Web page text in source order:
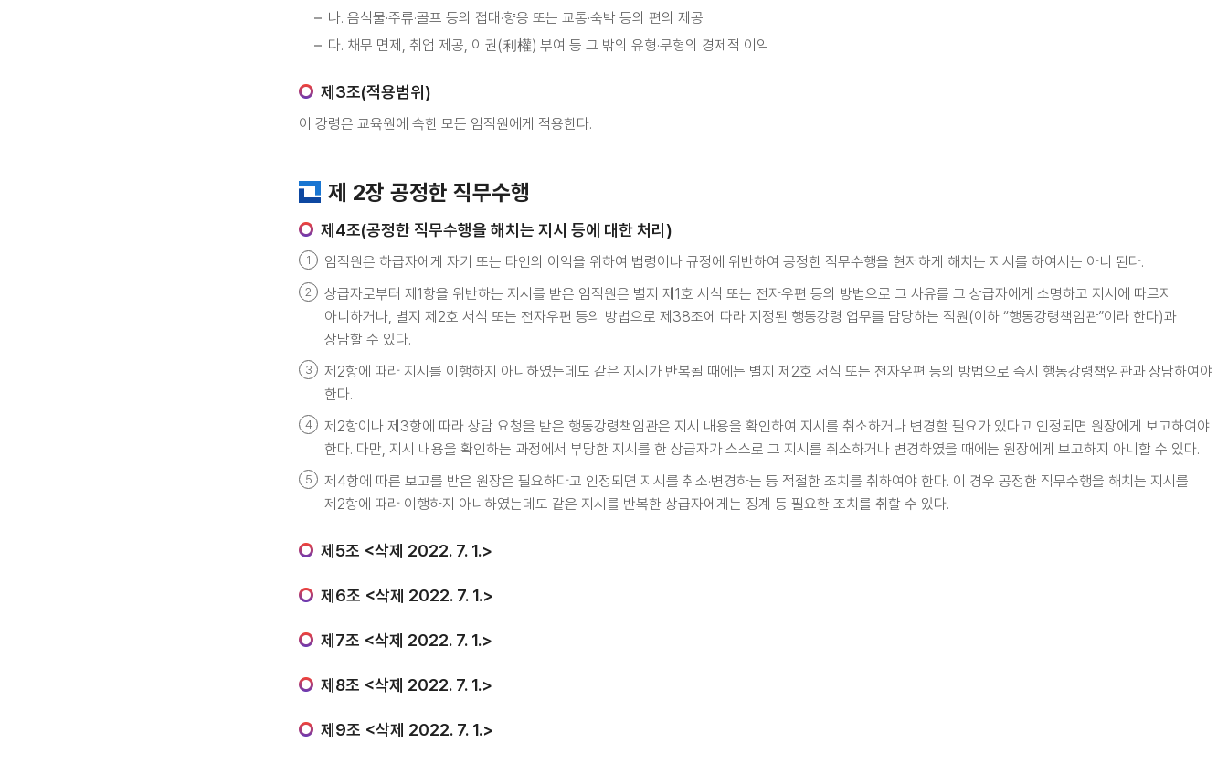
나. 음식물·주류·골프 등의 접대·향응 또는 교통·숙박 등의 편의 제공
다. 채무 면제, 취업 제공, 이권(利權) 부여 등 그 밖의 유형·무형의 경제적 이익
제3조(적용범위)
이 강령은 교육원에 속한 모든 임직원에게 적용한다.
제 2장 공정한 직무수행
제4조(공정한 직무수행을 해치는 지시 등에 대한 처리)
임직원은 하급자에게 자기 또는 타인의 이익을 위하여 법령이나 규정에 위반하여 공정한 직무수행을 현저하게 해치는 지시를 하여서는 아니 된다.
상급자로부터 제1항을 위반하는 지시를 받은 임직원은 별지 제1호 서식 또는 전자우편 등의 방법으로 그 사유를 그 상급자에게 소명하고 지시에 따르지
아니하거나, 별지 제2호 서식 또는 전자우편 등의 방법으로 제38조에 따라 지정된 행동강령 업무를 담당하는 직원(이하 “행동강령책임관”이라 한다)과
상담할 수 있다.
제2항에 따라 지시를 이행하지 아니하였는데도 같은 지시가 반복될 때에는 별지 제2호 서식 또는 전자우편 등의 방법으로 즉시 행동강령책임관과 상담하여야
한다.
제2항이나 제3항에 따라 상담 요청을 받은 행동강령책임관은 지시 내용을 확인하여 지시를 취소하거나 변경할 필요가 있다고 인정되면 원장에게 보고하여야
한다. 다만, 지시 내용을 확인하는 과정에서 부당한 지시를 한 상급자가 스스로 그 지시를 취소하거나 변경하였을 때에는 원장에게 보고하지 아니할 수 있다.
제4항에 따른 보고를 받은 원장은 필요하다고 인정되면 지시를 취소·변경하는 등 적절한 조치를 취하여야 한다. 이 경우 공정한 직무수행을 해치는 지시를
제2항에 따라 이행하지 아니하였는데도 같은 지시를 반복한 상급자에게는 징계 등 필요한 조치를 취할 수 있다.
제5조 <삭제 2022. 7. 1.>
제6조 <삭제 2022. 7. 1.>
제7조 <삭제 2022. 7. 1.>
제8조 <삭제 2022. 7. 1.>
제9조 <삭제 2022. 7. 1.>